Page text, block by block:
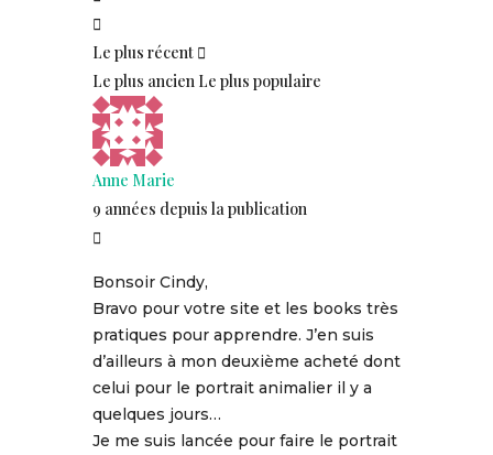
Le plus récent
Le plus ancien Le plus populaire
Anne Marie
9 années depuis la publication
Bonsoir Cindy,
Bravo pour votre site et les books très
pratiques pour apprendre. J’en suis
d’ailleurs à mon deuxième acheté dont
celui pour le portrait animalier il y a
quelques jours…
Je me suis lancée pour faire le portrait